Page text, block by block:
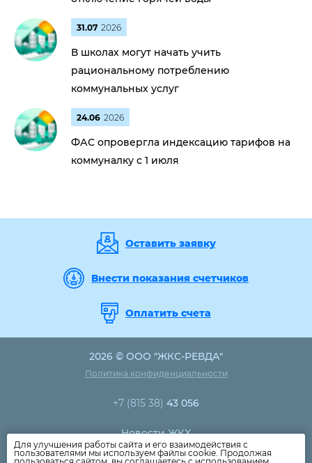
31.07 2026
В школах могут начать учить
рациональному потреблению
коммунальных услуг
24.06 2026
ФАС опровергла индексацию тарифов на
коммуналку с 1 июля
Оставить заявку
Внести показания счетчиков
Оплатить счета
2026 © ООО "ЖКС-РЕВДА"
Политика конфиденциальности
+7 (815 38) 43 056
Новости ЖКХ
Новости компании
Для улучшения работы сайта и его взаимодействия с
пользователями мы используем файлы cookie. Продолжая